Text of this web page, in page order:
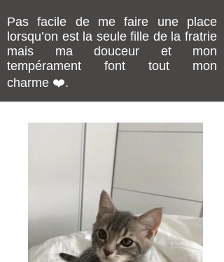
Pas facile de me faire une place
lorsqu’on est la seule fille de la fratrie
mais ma douceur et mon
tempérament font tout mon
charme ❤️.